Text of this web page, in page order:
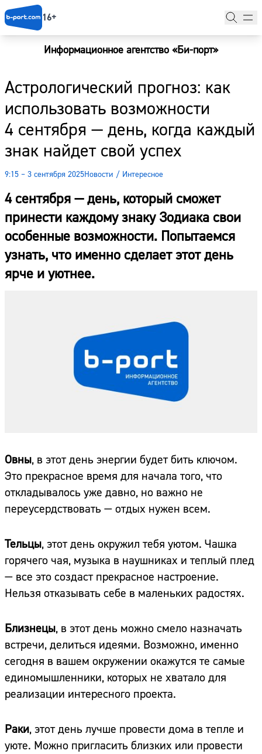
16+
Информационное агентство «Би-порт»
Астрологический прогноз: как
использовать возможности
4 сентября — день, когда каждый
знак найдет свой успех
9:15 – 3 сентября 2025Новости / Интересное
4 сентября — день, который сможет
принести каждому знаку Зодиака свои
особенные возможности. Попытаемся
узнать, что именно сделает этот день
ярче и уютнее.
Овны, в этот день энергии будет бить ключом.
Это прекрасное время для начала того, что
откладывалось уже давно, но важно не
переусердствовать — отдых нужен всем.
Тельцы, этот день окружил тебя уютом. Чашка
горячего чая, музыка в наушниках и теплый плед
— все это создаст прекрасное настроение.
Нельзя отказывать себе в маленьких радостях.
Близнецы, в этот день можно смело назначать
встречи, делиться идеями. Возможно, именно
сегодня в вашем окружении окажутся те самые
единомышленники, которых не хватало для
реализации интересного проекта.
Раки, этот день лучше провести дома в тепле и
уюте. Можно пригласить близких или провести
Новости
Наши гости
Фоторепортажи
Погода
Курсы валют